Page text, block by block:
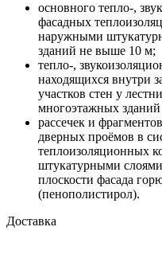
основного тепло-,
фасадных
наружными
зданий не выше 10 м;
тепло-,
находящихся внутри
участков стен у
многоэтажных
рассечек и
дверных проёмов в
теплоизоляционных
штукатурными
плоскости фасада
(пенополистирол).
Доставка